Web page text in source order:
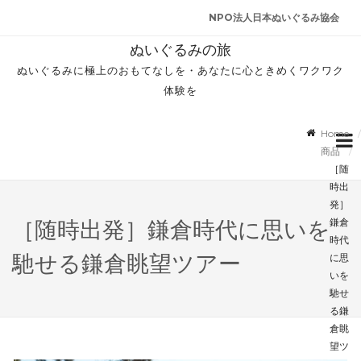
NPO法人日本ぬいぐるみ協会
ぬいぐるみの旅
ぬいぐるみに極上のおもてなしを・あなたに心ときめくワクワク
体験を
［随時出発］鎌倉時代に思いを
馳せる鎌倉眺望ツアー
Home
商品
［随
時出
発］
鎌倉
時代
に思
いを
馳せ
る鎌
倉眺
望ツ